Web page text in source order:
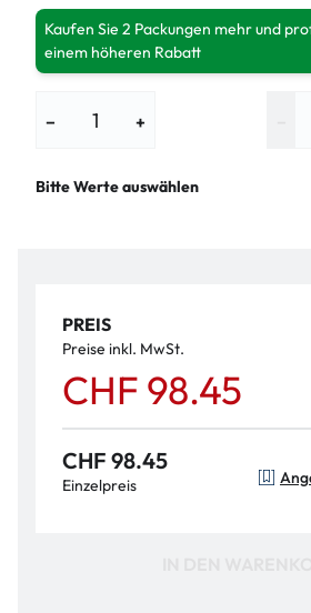
Kaufen Sie 2 Packungen mehr und
einem höheren Rabatt
− +
Bitte Werte auswählen
PREIS
Preise inkl. MwSt.
CHF 98.45
CHF 98.45
Einzelpreis